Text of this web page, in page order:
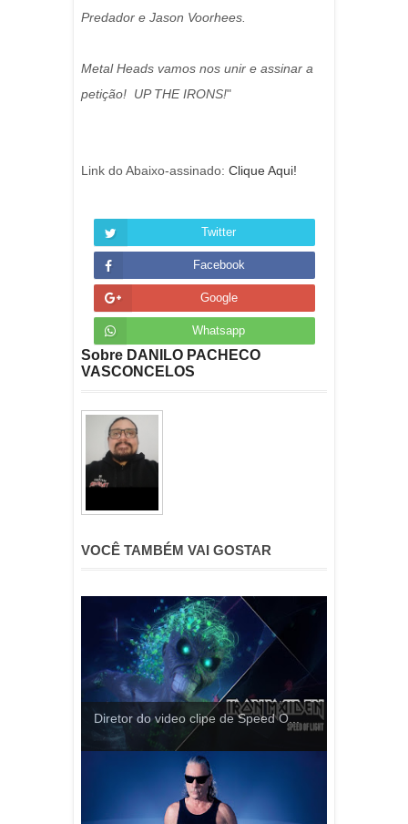
Predador e Jason Voorhees.
Metal Heads vamos nos unir e assinar a
petição! UP THE IRONS!"
Link do Abaixo-assinado: Clique Aqui!
Twitter
Facebook
Google
Whatsapp
Sobre DANILO PACHECO
VASCONCELOS
VOCÊ TAMBÉM VAI GOSTAR
Diretor do video clipe de Speed ​​O...